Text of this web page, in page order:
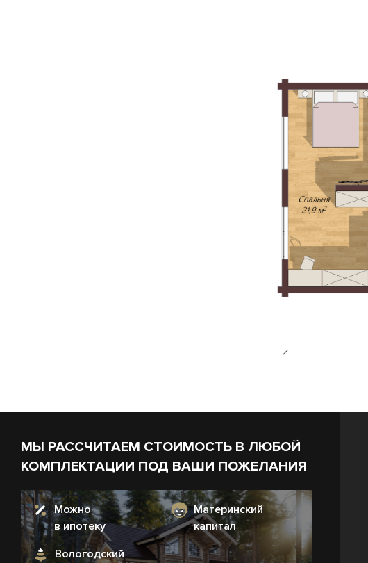
МЫ РАССЧИТАЕМ СТОИМОСТЬ В ЛЮБОЙ
КОМПЛЕКТАЦИИ ПОД ВАШИ ПОЖЕЛАНИЯ
Можно
в ипотеку
Материнский
капитал
Вологодский